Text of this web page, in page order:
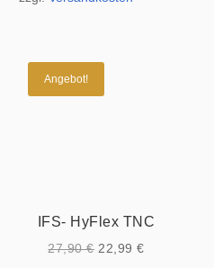
Angebot!
IFS- HyFlex TNC
27,90€ Ursprünglicher
22,99€Aktueller